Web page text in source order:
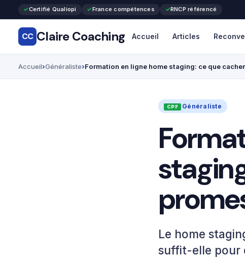
Certifié Qualiopi France compétences RNCP référencé
CC Claire Coaching Accueil Articles
Accueil Généraliste Formation en ligne home staging: ce que
Généraliste
Le home
suffit-elle pour